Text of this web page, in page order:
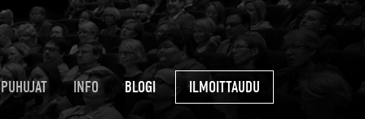
PUHUJAT INFO BLOGI ILMOITTAUDU